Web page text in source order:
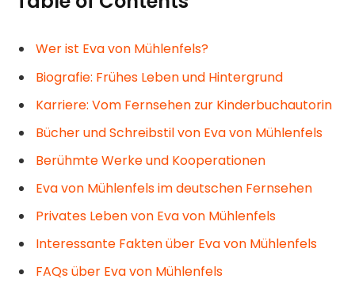
Wer ist Eva von Mühlenfels?
Biografie: Frühes Leben und Hintergrund
Karriere: Vom Fernsehen zur Kinderbuchautorin
Bücher und Schreibstil von Eva von Mühlenfels
Berühmte Werke und Kooperationen
Eva von Mühlenfels im deutschen Fernsehen
Privates Leben von Eva von Mühlenfels
Interessante Fakten über Eva von Mühlenfels
FAQs über Eva von Mühlenfels